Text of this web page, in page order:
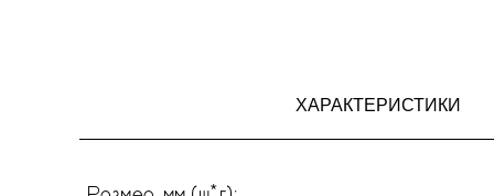
ХАРАКТЕРИСТИКИ